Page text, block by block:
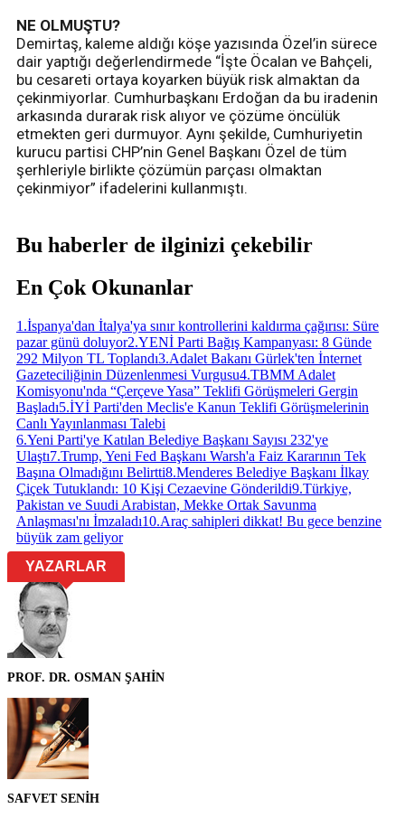
NE OLMUŞTU?
Demirtaş, kaleme aldığı köşe yazısında Özel’in sürece
dair yaptığı değerlendirmede “İşte Öcalan ve Bahçeli,
bu cesareti ortaya koyarken büyük risk almaktan da
çekinmiyorlar. Cumhurbaşkanı Erdoğan da bu iradenin
arkasında durarak risk alıyor ve çözüme öncülük
etmekten geri durmuyor. Aynı şekilde, Cumhuriyetin
kurucu partisi CHP’nin Genel Başkanı Özel de tüm
şerhleriyle birlikte çözümün parçası olmaktan
çekinmiyor” ifadelerini kullanmıştı.
Bu haberler de ilginizi çekebilir
En Çok Okunanlar
1 .İspanya'dan İtalya'ya sınır kontrollerini kaldırma çağırısı: Süre
pazar günü doluyor2.YENİ Parti Bağış Kampanyası: 8 Günde
292 Milyon TL Toplandı3.Adalet Bakanı Gürlek'ten İnternet
Gazeteciliğinin Düzenlenmesi Vurgusu4.TBMM Adalet
Komisyonu'nda “Çerçeve Yasa” Teklifi Görüşmeleri Gergin
Başladı5.İYİ Parti'den Meclis'e Kanun Teklifi Görüşmelerinin
Canlı Yayınlanması Talebi
6.Yeni Parti'ye Katılan Belediye Başkanı Sayısı 232'ye
Ulaştı7.Trump, Yeni Fed Başkanı Warsh'a Faiz Kararının Tek
Başına Olmadığını Belirtti8.Menderes Belediye Başkanı İlkay
Çiçek Tutuklandı: 10 Kişi Cezaevine Gönderildi9.Türkiye,
Pakistan ve Suudi Arabistan, Mekke Ortak Savunma
Anlaşması'nı İmzaladı10.Araç sahipleri dikkat! Bu gece benzine
büyük zam geliyor
YAZARLAR
PROF. DR. OSMAN ŞAHİN
SAFVET SENİH